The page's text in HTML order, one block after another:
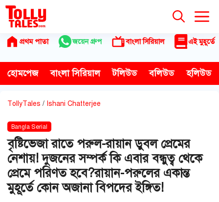
Skip
content
প্রথম পাতা জয়েন গ্রুপ বাংলা সিরিয়াল এই মুহূর্তে
হোমপেজ বাংলা সিরিয়াল টলিউড বলিউড হলিউড
TollyTales / Ishani Chatterjee
Bangla Serial
বৃষ্টিভেজা রাতে পরুল-রায়ান ডুবল প্রেমের
নেশায়! দুজনের সম্পর্ক কি এবার বন্ধুত্ব থেকে
প্রেমে পরিণত হবে?রায়ান-পরুলের একান্ত
মুহূর্তে কোন অজানা বিপদের ইঙ্গিত!